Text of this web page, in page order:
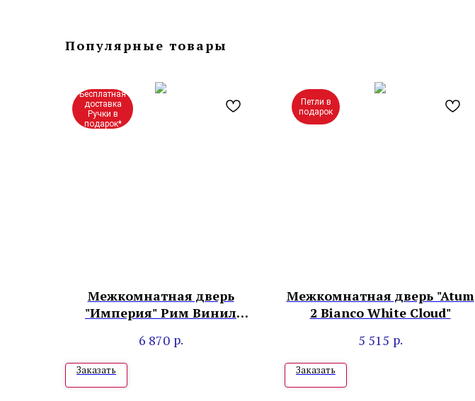
Популярные товары
Бесплатная
доставка
Ручки в
подарок*
Межкомнатная дверь
"Империя" Рим Винил
6 870 р.
Заказать
Петли в
подарок
Межкомнатная дверь "Atum
2 Bianco White Cloud"
5 515 р.
Заказать